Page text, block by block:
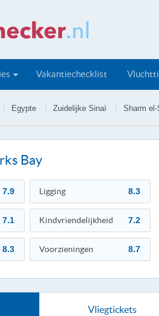
Vakantiechecklist
Egypte Zuidelijke Sinaï Sharm
Bay
7.9 Ligging 8.3
7.1 Kindvriendelijkheid 7.2
8.3 Voorzieningen 8.7
Vliegtickets